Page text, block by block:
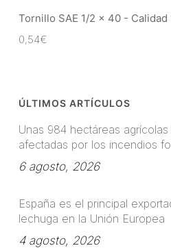
Tornillo SAE 1/2 x 40 - Calidad
0,54€
ÚLTIMOS ARTÍCULOS
Unas 984 hectáreas
afectadas por los incendios
6 agosto, 2026
España es el principal
lechuga en la Unión Europea
4 agosto, 2026